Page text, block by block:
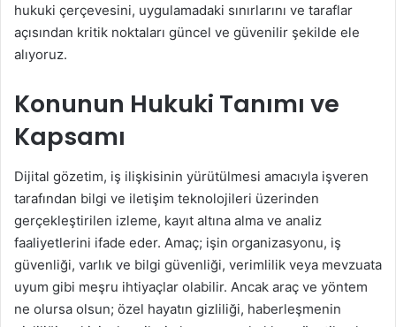
hukuki çerçevesini, uygulamadaki sınırlarını ve taraflar
açısından kritik noktaları güncel ve güvenilir şekilde ele
alıyoruz.
Konunun Hukuki Tanımı ve
Kapsamı
Dijital gözetim, iş ilişkisinin yürütülmesi amacıyla işveren
tarafından bilgi ve iletişim teknolojileri üzerinden
gerçekleştirilen izleme, kayıt altına alma ve analiz
faaliyetlerini ifade eder. Amaç; işin organizasyonu, iş
güvenliği, varlık ve bilgi güvenliği, verimlilik veya mevzuata
uyum gibi meşru ihtiyaçlar olabilir. Ancak araç ve yöntem
ne olursa olsun; özel hayatın gizliliği, haberleşmenin